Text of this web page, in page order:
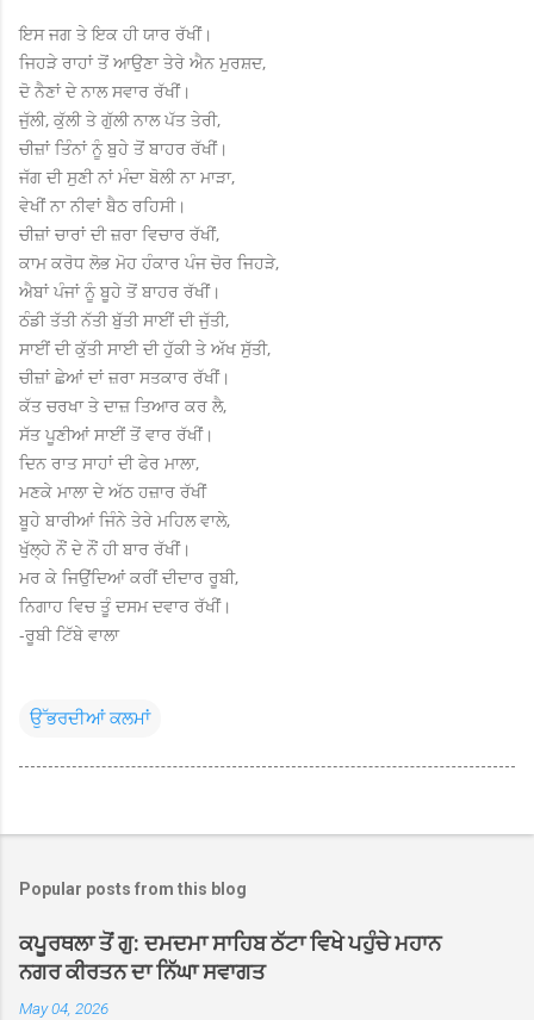
ਇਸ ਜਗ ਤੇ ਇਕ ਹੀ ਯਾਰ ਰੱਖੀਂ।
ਜਿਹੜੇ ਰਾਹਾਂ ਤੋਂ ਆਉਣਾ ਤੇਰੇ ਐਨ ਮੁਰਸ਼ਦ,
ਦੋ ਨੈਣਾਂ ਦੇ ਨਾਲ ਸਵਾਰ ਰੱਖੀਂ।
ਜੁੱਲੀ, ਕੁੱਲੀ ਤੇ ਗੁੱਲੀ ਨਾਲ ਪੱਤ ਤੇਰੀ,
ਚੀਜ਼ਾਂ ਤਿੰਨਾਂ ਨੂੰ ਬੁਹੇ ਤੋਂ ਬਾਹਰ ਰੱਖੀਂ।
ਜੱਗ ਦੀ ਸੁਣੀ ਨਾਂ ਮੰਦਾ ਬੋਲੀ ਨਾ ਮਾੜਾ,
ਵੇਖੀਂ ਨਾ ਨੀਵਾਂ ਬੈਠ ਰਹਿਸੀ।
ਚੀਜ਼ਾਂ ਚਾਰਾਂ ਦੀ ਜ਼ਰਾ ਵਿਚਾਰ ਰੱਖੀਂ,
ਕਾਮ ਕਰੋਧ ਲੋਭ ਮੋਹ ਹੰਕਾਰ ਪੰਜ ਚੋਰ ਜਿਹੜੇ,
ਐਬਾਂ ਪੰਜਾਂ ਨੂੰ ਬੂਹੇ ਤੋਂ ਬਾਹਰ ਰੱਖੀਂ।
ਠੰਡੀ ਤੱਤੀ ਨੱਤੀ ਬੁੱਤੀ ਸਾਈਂ ਦੀ ਜੁੱਤੀ,
ਸਾਈਂ ਦੀ ਕੁੱਤੀ ਸਾਈ ਦੀ ਹੁੱਕੀ ਤੇ ਅੱਖ ਸੁੱਤੀ,
ਚੀਜ਼ਾਂ ਛੇਆਂ ਦਾਂ ਜ਼ਰਾ ਸਤਕਾਰ ਰੱਖੀਂ।
ਕੱਤ ਚਰਖਾ ਤੇ ਦਾਜ਼ ਤਿਆਰ ਕਰ ਲੈ,
ਸੱਤ ਪੂਣੀਆਂ ਸਾਈਂ ਤੋਂ ਵਾਰ ਰੱਖੀਂ।
ਦਿਨ ਰਾਤ ਸਾਹਾਂ ਦੀ ਫੇਰ ਮਾਲਾ,
ਮਣਕੇ ਮਾਲਾ ਦੇ ਅੱਠ ਹਜ਼ਾਰ ਰੱਖੀਂ
ਬੂਹੇ ਬਾਰੀਆਂ ਜਿੰਨੇ ਤੇਰੇ ਮਹਿਲ ਵਾਲੇ,
ਖੁੱਲ੍ਹੇ ਨੌਂ ਦੇ ਨੌਂ ਹੀ ਬਾਰ ਰੱਖੀਂ।
ਮਰ ਕੇ ਜਿਉਂਦਿਆਂ ਕਰੀਂ ਦੀਦਾਰ ਰੂਬੀ,
ਨਿਗਾਹ ਵਿਚ ਤੂੰ ਦਸਮ ਦਵਾਰ ਰੱਖੀਂ।
-ਰੂਬੀ ਟਿੱਬੇ ਵਾਲਾ
ਉੱਭਰਦੀਆਂ ਕਲਮਾਂ
Popular posts from this blog
ਕਪੂਰਥਲਾ ਤੋਂ ਗੁ: ਦਮਦਮਾ ਸਾਹਿਬ ਠੱਟਾ ਵਿਖੇ ਪਹੁੰਚੇ ਮਹਾਨ
ਨਗਰ ਕੀਰਤਨ ਦਾ ਨਿੱਘਾ ਸਵਾਗਤ
May 04, 2026